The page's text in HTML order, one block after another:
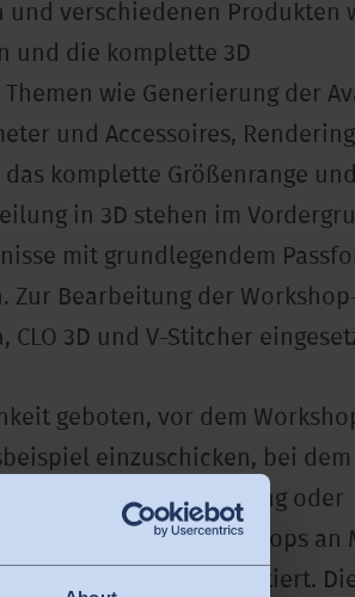
verschiedenen Produkten
und die komplette 3D
wie Generierung der
und Accessoires,
komplette Größenrange und
in 3D stehen im
mit grundlegendem
Zur Bearbeitung der
CLO 3D und V-Stitcher
geboten, vor dem
einzuschicken, bei dem
zur Optimierung oder
Teil des Workshops an
analysiert und diskutiert.